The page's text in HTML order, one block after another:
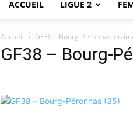
ACCUEIL LIGUE 2
Accueil GF38 – Bourg-Péronnas en
GF38 – Bourg-